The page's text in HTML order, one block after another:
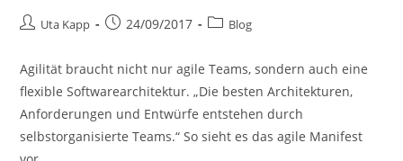
Uta Kapp 24/09/2017 Blog
Agilität braucht nicht nur agile Teams, sondern auch eine
flexible Softwarearchitektur. „Die besten Architekturen,
Anforderungen und Entwürfe entstehen durch
selbstorganisierte Teams.“ So sieht es das agile Manifest